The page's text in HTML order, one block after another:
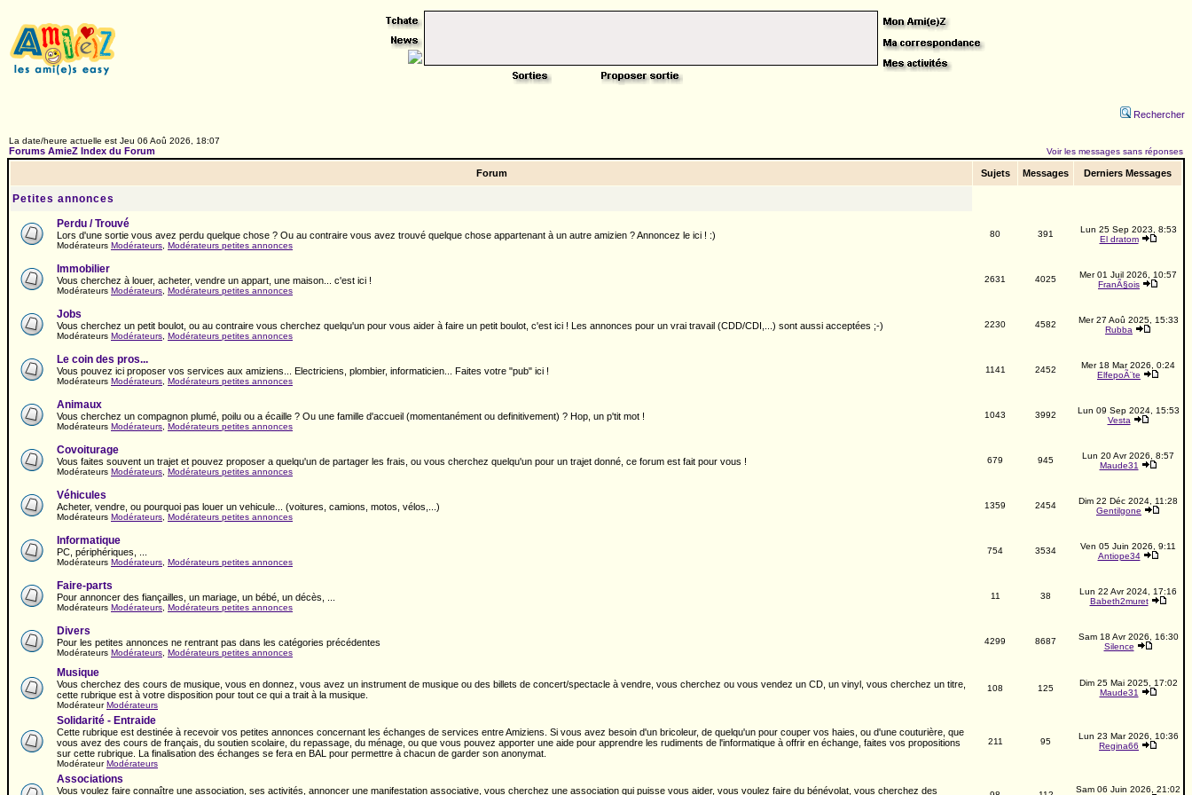
Rechercher
La date/heure actuelle est Jeu 06 Aoû 2026, 18:07
Forums AmieZ Index du Forum Voir les messages sans réponses
Forum Sujets Messages Derniers Messages
Petites annonces
Perdu / Trouvé
Lors d'une sortie vous avez perdu quelque chose ? Ou au contraire vous avez trouvé quelque chose appartenant à un autre amizien ? Annoncez le ici ! :)
Modérateurs Modérateurs Modérateurs petites annonces
80 391
Lun 25 Sep 2023, 8:53
El dratom
Immobilier
Vous cherchez à louer, acheter, vendre un appart, une maison... c'est ici !
Modérateurs Modérateurs Modérateurs petites annonces
2631 4025
Mer 01 Juil 2026, 10:57
FranÃ§ois
Jobs
Vous cherchez un petit boulot, ou au contraire vous cherchez quelqu'un pour vous aider à faire un petit boulot, c'est ici ! Les annonces pour un vrai travail (CDD/CDI,...) sont aussi acceptées ;-)
Modérateurs Modérateurs Modérateurs petites annonces
2230 4582
Mer 27 Aoû 2025, 15:33
Rubba
Le coin des pros...
Vous pouvez ici proposer vos services aux amiziens... Electriciens, plombier, informaticien... Faites votre "pub" ici !
Modérateurs Modérateurs Modérateurs petites annonces
1141 2452
Mer 18 Mar 2026, 0:24
ElfepoÃ¨te
Animaux
Vous cherchez un compagnon plumé, poilu ou a écaille ? Ou une famille d'accueil (momentanément ou definitivement) ? Hop, un p'tit mot !
Modérateurs Modérateurs Modérateurs petites annonces
1043 3992
Lun 09 Sep 2024, 15:53
Vesta
Covoiturage
Vous faites souvent un trajet et pouvez proposer a quelqu'un de partager les frais, ou vous cherchez quelqu'un pour un trajet donné, ce forum est fait pour vous !
Modérateurs Modérateurs Modérateurs petites annonces
679 945
Lun 20 Avr 2026, 8:57
Maude31
Véhicules
Acheter, vendre, ou pourquoi pas louer un vehicule... (voitures, camions, motos, vélos,...)
Modérateurs Modérateurs Modérateurs petites annonces
1359 2454
Dim 22 Déc 2024, 11:28
Gentilgone
Informatique
PC, périphériques, ...
Modérateurs Modérateurs Modérateurs petites annonces
754 3534
Ven 05 Juin 2026, 9:11
Antiope34
Faire-parts
Pour annoncer des fiançailles, un mariage, un bébé, un décès, ...
Modérateurs Modérateurs Modérateurs petites annonces
11 38
Lun 22 Avr 2024, 17:16
Babeth2muret
Divers
Pour les petites annonces ne rentrant pas dans les catégories précédentes
Modérateurs Modérateurs Modérateurs petites annonces
4299 8687
Sam 18 Avr 2026, 16:30
Silence
Musique
Vous cherchez des cours de musique, vous en donnez, vous avez un instrument de musique ou des billets de concert/spectacle à vendre, vous cherchez ou vous vendez un CD, un vinyl, vous cherchez un titre,
cette rubrique est à votre disposition pour tout ce qui a trait à la musique.
ModérateurModérateurs
108 125
Dim 25 Mai 2025, 17:02
Maude31
Solidarité - Entraide
Cette rubrique est destinée à recevoir vos petites annonces concernant les échanges de services entre Amiziens. Si vous avez besoin d'un bricoleur, de quelqu'un pour couper vos haies, ou d'une couturière, que
vous avez des cours de français, du soutien scolaire, du repassage, du ménage, ou que vous pouvez apporter une aide pour apprendre les rudiments de l'informatique à offrir en échange, faites vos propositions
sur cette rubrique. La finalisation des échanges se fera en BAL pour permettre à chacun de garder son anonymat.
ModérateurModérateurs
211 95
Lun 23 Mar 2026, 10:36
Regina66
Associations
Vous voulez faire connaître une association, ses activités, annoncer une manifestation associative, vous cherchez une association qui puisse vous aider, vous voulez faire du bénévolat, vous cherchez des
Sam 06 Juin 2026, 21:02